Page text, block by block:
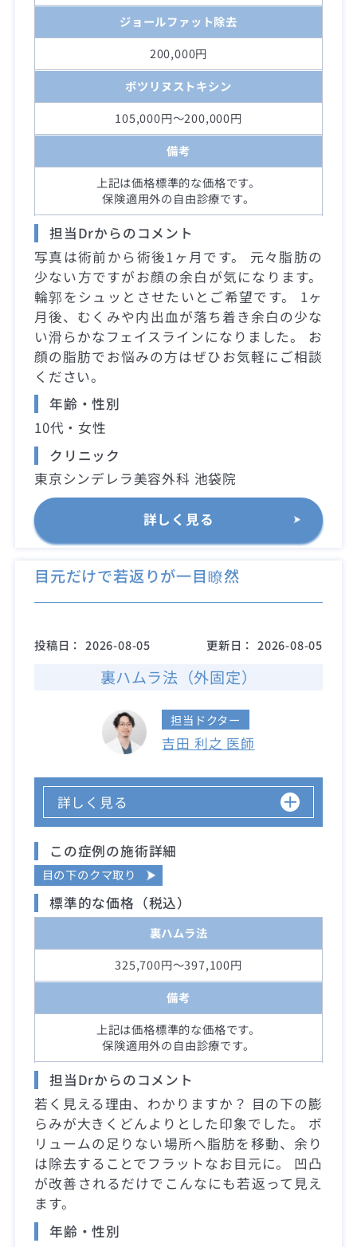
ジョールファット除去
200,000円
ボツリヌストキシン
105,000円～200,000円
備考
上記は価格標準的な価格です。
保険適用外の自由診療です。
担当Drからのコメント
写真は術前から術後1ヶ月です。 元々脂肪の
少ない方ですがお顔の余白が気になります。
輪郭をシュッとさせたいとご希望です。 1ヶ
月後、むくみや内出血が落ち着き余白の少な
い滑らかなフェイスラインになりました。 お
顔の脂肪でお悩みの方はぜひお気軽にご相談
ください。
年齢・性別
10代・女性
クリニック
東京シンデレラ美容外科 池袋院
詳しく見る
目元だけで若返りが一目瞭然
投稿日： 2026-08-05 更新日： 2026-08-05
裏ハムラ法（外固定）
担当ドクター
吉田 利之 医師
詳しく見る
この症例の施術詳細
目の下のクマ取り
標準的な価格（税込）
裏ハムラ法
325,700円～397,100円
備考
上記は価格標準的な価格です。
保険適用外の自由診療です。
担当Drからのコメント
若く見える理由、わかりますか？ 目の下の膨
らみが大きくどんよりとした印象でした。 ボ
リュームの足りない場所へ脂肪を移動、余り
は除去することでフラットなお目元に。 凹凸
が改善されるだけでこんなにも若返って見え
ます。
年齢・性別